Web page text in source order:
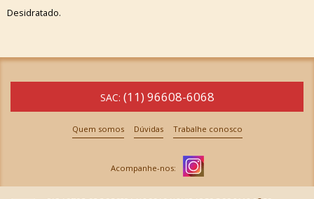
Desidratado.
SAC: (11) 96608-6068
Quem somos Dúvidas Trabalhe conosco